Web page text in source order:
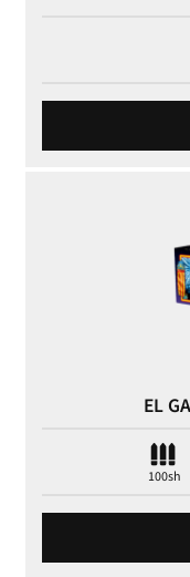
EL
100sh